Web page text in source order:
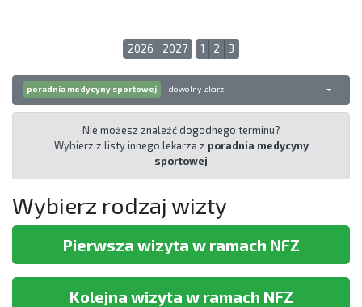
2026 2027 1 2 3
poradnia medycyny sportowej dowolny lekarz
Nie możesz znaleźć dogodnego terminu?
Wybierz z listy innego lekarza z poradnia medycyny
sportowej
Wybierz rodzaj wizty
Pierwsza wizyta w ramach NFZ
Kolejna wizyta w ramach NFZ